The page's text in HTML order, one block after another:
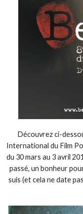
Découvrez ci-
International du Film
du 30 mars au 3 avril
passé, un bonheur
suis (et cela ne date